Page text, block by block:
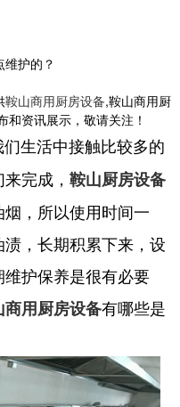
护的？
鞍山商用厨房设备,鞍山商用厨
资讯展示，敬请关注！
们生活中接触比较多的
完成， 鞍山厨房设备
，所以使用时间一
，长期积累下来，设
护保养是很有必要
商用厨房设备有哪些是